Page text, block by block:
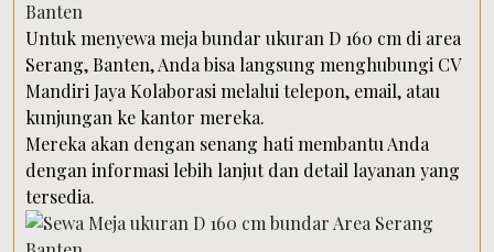
Untuk menyewa meja bundar ukuran D 160 cm di area
Serang, Banten, Anda bisa langsung menghubungi CV
Mandiri Jaya Kolaborasi melalui telepon, email, atau
kunjungan ke kantor mereka.
Mereka akan dengan senang hati membantu Anda
dengan informasi lebih lanjut dan detail layanan yang
tersedia.